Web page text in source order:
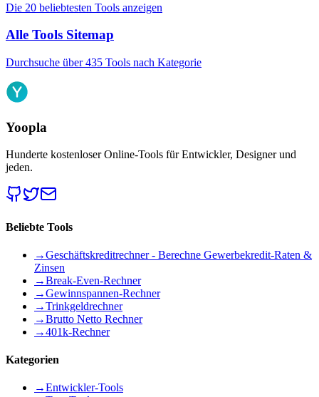
Die 20 beliebtesten Tools anzeigen
Alle Tools Sitemap
Durchsuche über 435 Tools nach Kategorie
Yoopla
Hunderte kostenloser Online-Tools für Entwickler, Designer und
jeden.
Beliebte Tools
→Geschäftskreditrechner - Berechne Gewerbekredit-Raten &
Zinsen
→Break-Even-Rechner
→Gewinnspannen-Rechner
→Trinkgeldrechner
→Brutto Netto Rechner
→401k-Rechner
Kategorien
→Entwickler-Tools